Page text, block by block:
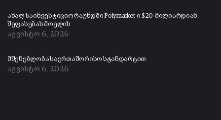
ახალ საინვესტიციო რაუნდში Polymarket-ი $20-მილიარდიან
შეფასებას მოელის
აგვისტო 6, 2026
მშენებლობა საერთაშორისო სტანდარტით
აგვისტო 6, 2026